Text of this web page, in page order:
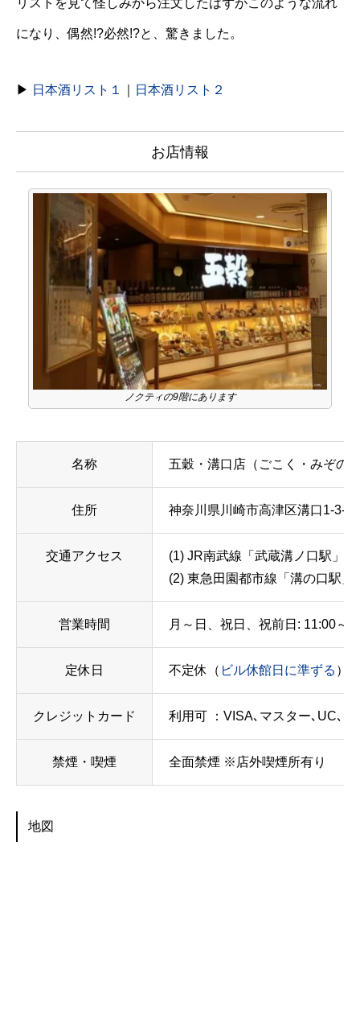
になり、偶然!?必然!?と、驚きました。
▶ 日本酒リスト１ 日本酒リスト２
お店情報
ノクティの9階にあります
名称 五穀・溝口店（ごこく・みぞの
住所 神奈川県川崎市高津区溝口1-3-1
交通アクセス
(1) JR南武線「武蔵溝ノ口駅」
(2) 東急田園都市線「溝の口駅」
営業時間 月～日、祝日、祝前日: 11:00～
定休日 不定休（ ビル休館日に準ずる ）
クレジットカード 利用可 ：VISA､マスター､UC､
禁煙・喫煙 全面禁煙 ※店外喫煙所有り
地図